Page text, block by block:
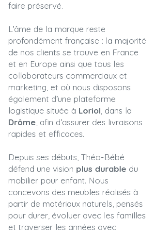
faire préservé.
L’âme de la marque reste
profondément française : la majorité
de nos clients se trouve en France
et en Europe ainsi que tous les
collaborateurs commerciaux et
marketing, et où nous disposons
également d’une plateforme
logistique située à Loriol, dans la
Drôme, afin d’assurer des livraisons
rapides et efficaces.
Depuis ses débuts, Théo-Bébé
défend une vision plus durable du
mobilier pour enfant. Nous
concevons des meubles réalisés à
partir de matériaux naturels, pensés
pour durer, évoluer avec les familles
et traverser les années avec